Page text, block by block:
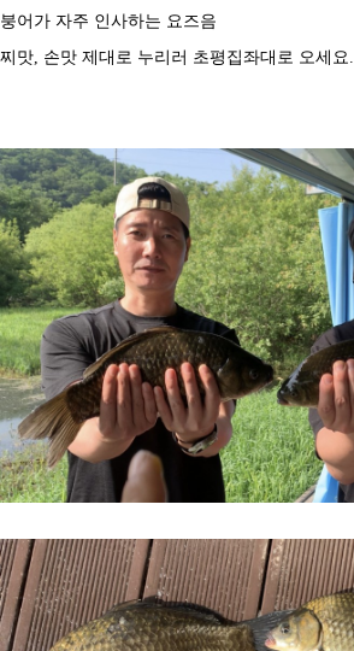
붕어가 자주 인사하는 요즈음
찌맛, 손맛 제대로 누리러 초평집좌대로 오세요.